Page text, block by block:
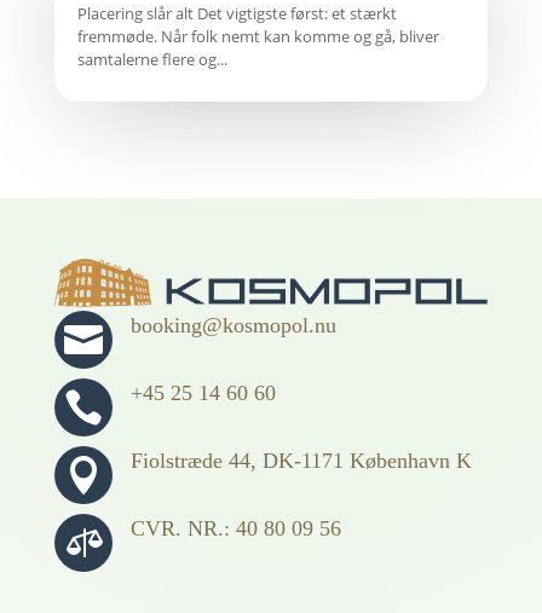
Placering slår alt Det vigtigste først: et stærkt
fremmøde. Når folk nemt kan komme og gå, bliver
samtalerne flere og...
 booking@kosmopol.nu
 +45 25 14 60 60
 Fiolstræde 44, DK-1171 København K
 CVR. NR.: 40 80 09 56